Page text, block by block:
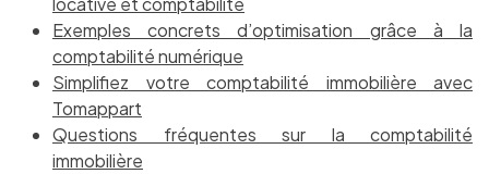
Exemples concrets d’optimisation grâce à la
comptabilité numérique
Simplifiez votre comptabilité immobilière avec
Tomappart
Questions fréquentes sur la comptabilité
immobilière